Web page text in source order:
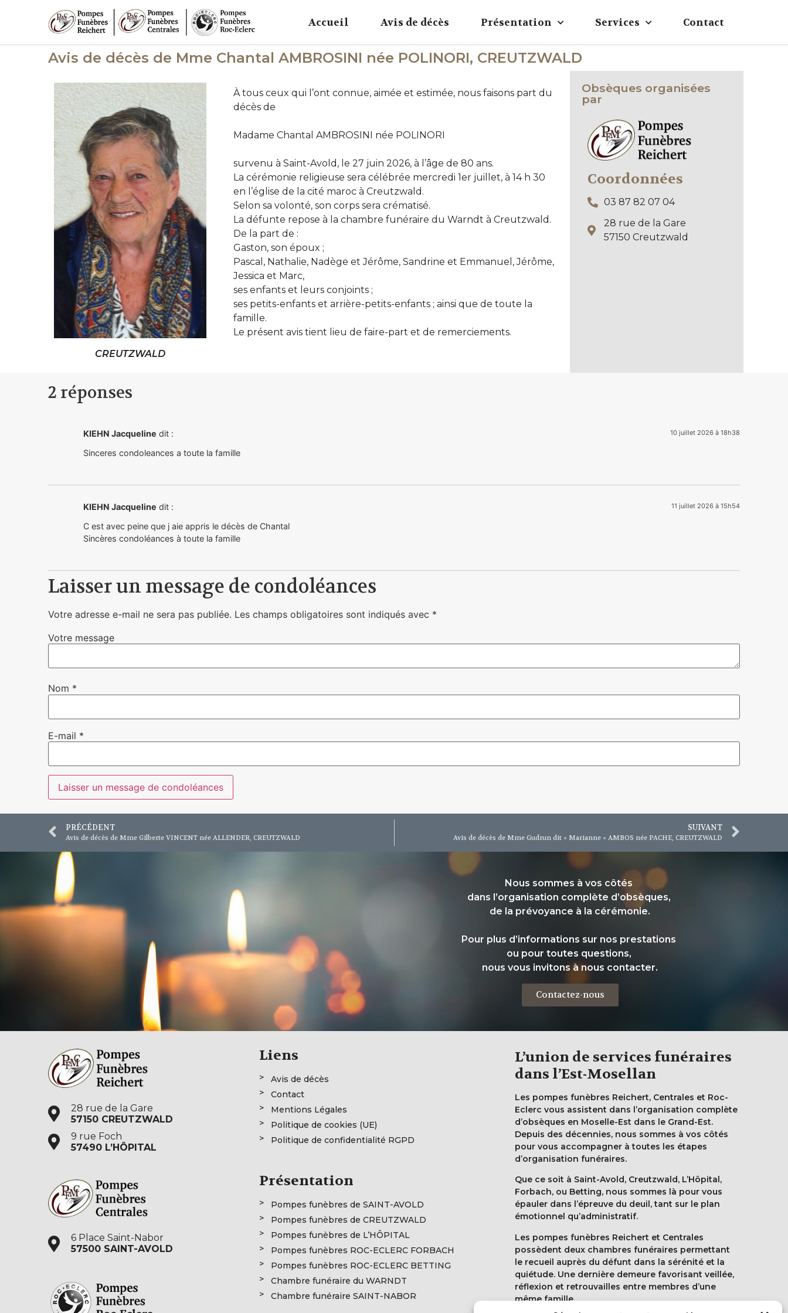
Accueil Avis de décès Présentation Services Contact
Avis de décès de Mme Chantal AMBROSINI née POLINORI, CREUTZWALD
CREUTZWALD
À tous ceux qui l’ont connue, aimée et estimée, nous faisons part du
décès de
Madame Chantal AMBROSINI née POLINORI
survenu à Saint-Avold, le 27 juin 2026, à l’âge de 80 ans.
La cérémonie religieuse sera célébrée mercredi 1er juillet, à 14 h 30
en l’église de la cité maroc à Creutzwald.
Selon sa volonté, son corps sera crématisé.
La défunte repose à la chambre funéraire du Warndt à Creutzwald.
De la part de :
Gaston, son époux ;
Pascal, Nathalie, Nadège et Jérôme, Sandrine et Emmanuel, Jérôme,
Jessica et Marc,
ses enfants et leurs conjoints ;
ses petits-enfants et arrière-petits-enfants ; ainsi que de toute la
famille.
Le présent avis tient lieu de faire-part et de remerciements.
Obsèques organisées
par
Coordonnées
03 87 82 07 04
28 rue de la Gare
57150 Creutzwald
2 réponses
KIEHN Jacqueline dit : 10 juillet 2026 à 18h38
Sinceres condoleances a toute la famille
KIEHN Jacqueline dit : 11 juillet 2026 à 15h54
C est avec peine que j aie appris le décès de Chantal
Sincères condoléances à toute la famille
Laisser un message de condoléances
Votre adresse e-mail ne sera pas publiée. Les champs obligatoires sont indiqués avec *
Votre message
Nom *
E-mail *
PRÉCÉDENT
Avis de décès de Mme Gilberte VINCENT née ALLENDER, CREUTZWALD
SUIVANT
Avis de décès de Mme Gudrun dit « Marianne » AMBOS née PACHE, CREUTZWALD
Nous sommes à vos côtés
dans l’organisation complète d’obsèques,
de la prévoyance à la cérémonie.
Pour plus d’informations sur nos prestations
ou pour toutes questions,
nous vous invitons à nous contacter.
Contactez-nous
28 rue de la Gare
57150 CREUTZWALD
9 rue Foch
57490 L’HÔPITAL
6 Place Saint-Nabor
57500 SAINT-AVOLD
Liens
Avis de décès
Contact
Mentions Légales
Politique de cookies (UE)
Politique de confidentialité RGPD
Présentation
Pompes funèbres de SAINT-AVOLD
Pompes funèbres de CREUTZWALD
Pompes funèbres de L’HÔPITAL
Pompes funèbres ROC-ECLERC FORBACH
Pompes funèbres ROC-ECLERC BETTING
Chambre funéraire du WARNDT
Chambre funéraire SAINT-NABOR
L’union de services funéraires
dans l’Est-Mosellan
Les pompes funèbres Reichert, Centrales et Roc-
Eclerc vous assistent dans l’organisation complète
d’obsèques en Moselle-Est dans le Grand-Est.
Depuis des décennies, nous sommes à vos côtés
pour vous accompagner à toutes les étapes
d’organisation funéraires.
Que ce soit à Saint-Avold, Creutzwald, L’Hôpital,
Forbach, ou Betting, nous sommes là pour vous
épauler dans l’épreuve du deuil, tant sur le plan
émotionnel qu’administratif.
Les pompes funèbres Reichert et Centrales
possèdent deux chambres funéraires permettant
le recueil auprès du défunt dans la sérénité et la
quiétude. Une dernière demeure favorisant veillée,
réflexion et retrouvailles entre membres d’une
même famille.